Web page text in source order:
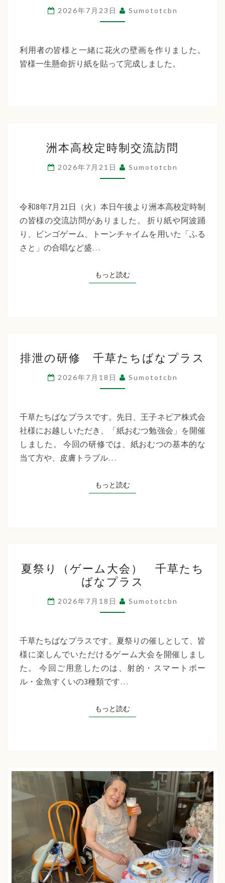
ン
作
成
2026年7月23日 Sumototcbn
利用者の皆様と一緒に花火の壁画を作りました。
皆様一生懸命折り紙を貼って完成しました。
本
高
校
時
制
交
問
洲本高校定時制交流訪問
2026年7月21日 Sumototcbn
令和8年7月21日（火）本日午後より洲本高校定時制
の皆様の交流訪問がありました。 折り紙や阿波踊
り、ビンゴゲーム、トーンチャイムを用いた「ふる
さと」の合唱など盛…
もっと読むもっと読む
泄
の
研
千
草
た
な
排泄の研修 千草たちばなプラス
2026年7月18日 Sumototcbn
千草たちばなプラスです。先日、王子ネピア株式会
社様にお越しいただき、「紙おむつ勉強会」を開催
しました。 今回の研修では、紙おむつの基本的な
当て方や、皮膚トラブル…
もっと読むもっと読む
祭
り
（ゲ
ー
大
会）
千
草
ち
ス
夏祭り（ゲーム大会） 千草たち
ばなプラス
2026年7月18日 Sumototcbn
千草たちばなプラスです。夏祭りの催しとして、皆
様に楽しんでいただけるゲーム大会を開催しまし
た。 今回ご用意したのは、射的・スマートボー
ル・金魚すくいの3種類です…
もっと読むもっと読む